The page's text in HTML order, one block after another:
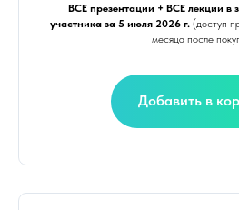
ВСЕ презентации + ВСЕ лекции в
участника за 5 июля 2026 г. (доступ
месяца после
Добавить в